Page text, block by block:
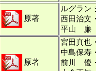
原著
ルグラン
西田治文・
平山 廉
原著
宮田真也
中島保寿・
前川 優・